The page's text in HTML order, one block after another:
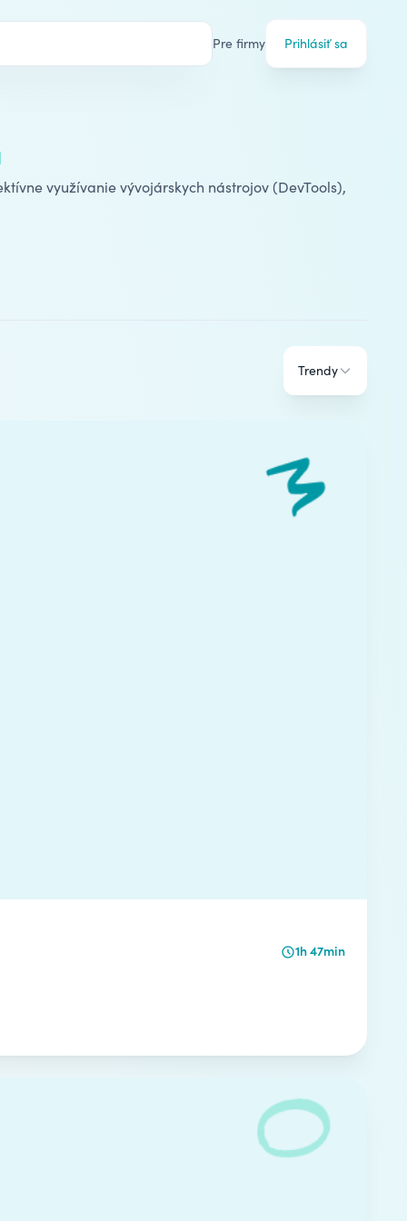
Pre firmy Prihlásiť sa
využívanie vývojárskych nástrojov (DevTools),
Trendy
1h 47min